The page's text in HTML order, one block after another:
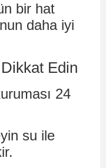
bir hat
daha iyi
Edin
24
su ile